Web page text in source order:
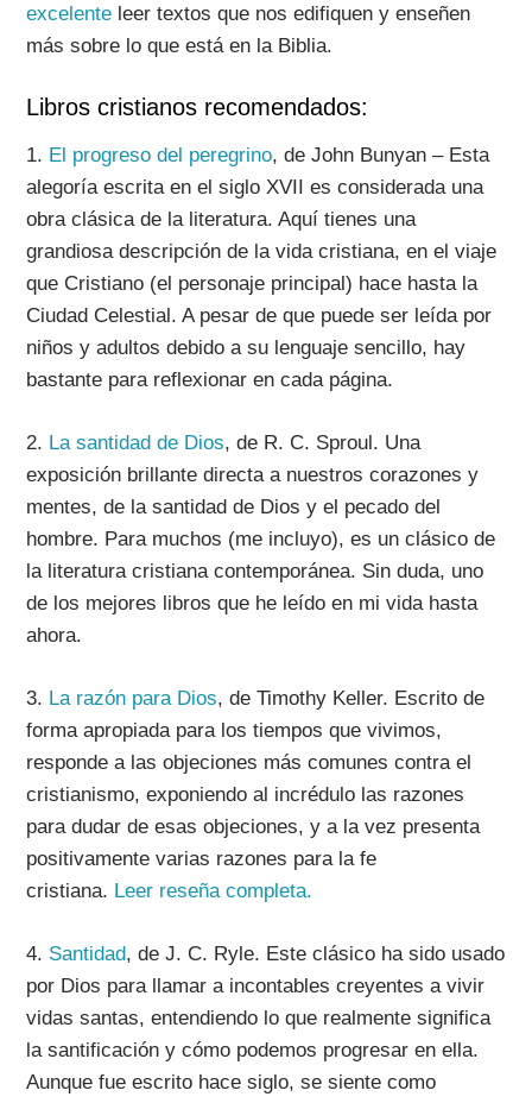
excelente leer textos que nos edifiquen y enseñen
más sobre lo que está en la Biblia.
Libros cristianos recomendados:
1. El progreso del peregrino, de John Bunyan – Esta
alegoría escrita en el siglo XVII es considerada una
obra clásica de la literatura. Aquí tienes una
grandiosa descripción de la vida cristiana, en el viaje
que Cristiano (el personaje principal) hace hasta la
Ciudad Celestial. A pesar de que puede ser leída por
niños y adultos debido a su lenguaje sencillo, hay
bastante para reflexionar en cada página.
2. La santidad de Dios, de R. C. Sproul. Una
exposición brillante directa a nuestros corazones y
mentes, de la santidad de Dios y el pecado del
hombre. Para muchos (me incluyo), es un clásico de
la literatura cristiana contemporánea. Sin duda, uno
de los mejores libros que he leído en mi vida hasta
ahora.
3. La razón para Dios, de Timothy Keller. Escrito de
forma apropiada para los tiempos que vivimos,
responde a las objeciones más comunes contra el
cristianismo, exponiendo al incrédulo las razones
para dudar de esas objeciones, y a la vez presenta
positivamente varias razones para la fe
cristiana. Leer reseña completa.
4. Santidad, de J. C. Ryle. Este clásico ha sido usado
por Dios para llamar a incontables creyentes a vivir
vidas santas, entendiendo lo que realmente significa
la santificación y cómo podemos progresar en ella.
Aunque fue escrito hace siglo, se siente como